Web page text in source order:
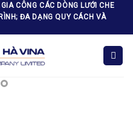
CÔNG CÁC DÒNG LƯỚI CHE
ĐA DẠNG QUY CÁCH VÀ